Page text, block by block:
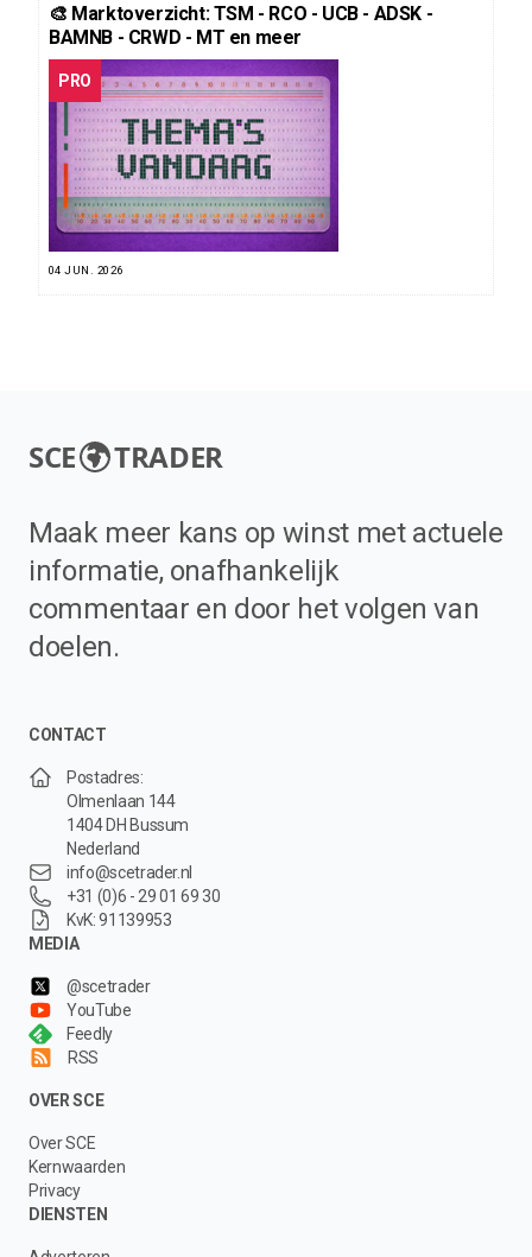
🎨 Marktoverzicht: TSM - RCO - UCB - ADSK -
BAMNB - CRWD - MT en meer
PRO
04 JUN. 2026
SCE TRADER
Maak meer kans op winst met actuele
informatie, onafhankelijk
commentaar en door het volgen van
doelen.
CONTACT
Postadres:
Olmenlaan 144
1404 DH Bussum
Nederland
info@scetrader.nl
+31 (0)6 - 29 01 69 30
KvK: 91139953
MEDIA
@scetrader
YouTube
Feedly
RSS
OVER SCE
Over SCE
Kernwaarden
Privacy
DIENSTEN